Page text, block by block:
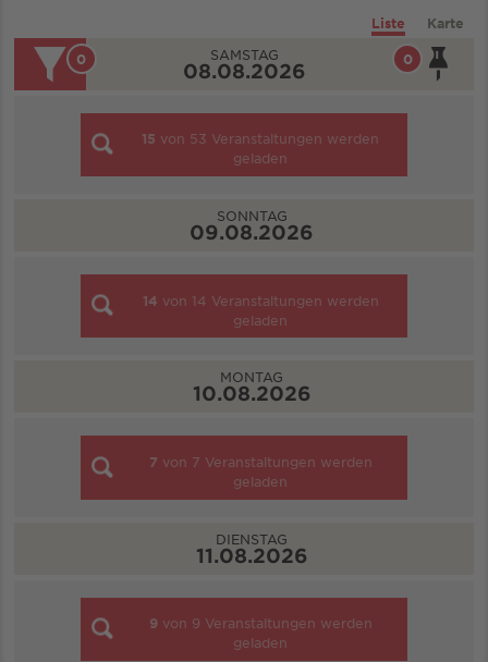
Liste Karte
0
0 SAMSTAG
08.08.2026
15 von 53 Veranstaltungen werden
geladen
SONNTAG
09.08.2026
14 von 14 Veranstaltungen werden
geladen
MONTAG
10.08.2026
7 von 7 Veranstaltungen werden
geladen
DIENSTAG
11.08.2026
9 von 9 Veranstaltungen werden
geladen